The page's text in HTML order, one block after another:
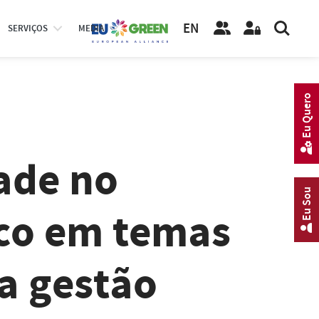
SERVIÇOS MEDIA EN
no
em temas
gestão
Eu Sou
Eu Quero